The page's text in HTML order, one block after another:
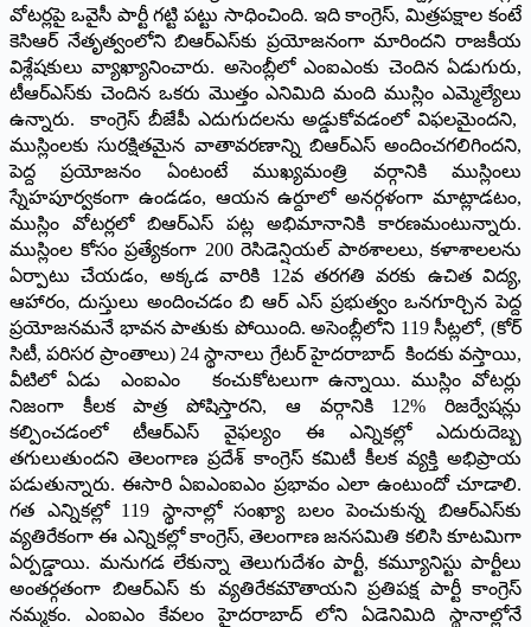
వోటర్లపై ఒవైసీ పార్టీ గట్టి పట్టు సాధించింది. ఇది కాంగ్రెస్‌, మిత్రపక్షాల కంటే
కెసిఆర్‌ నేతృత్వంలోని బిఆర్‌ఎస్‌కు ప్రయోజనంగా మారిందని రాజకీయ
విశ్లేషకులు వ్యాఖ్యానించారు. అసెంబ్లీలో ఎంఐఎంకు చెందిన ఏడుగురు,
టీఆర్‌ఎస్‌కు చెందిన ఒకరు మొత్తం ఎనిమిది మంది ముస్లిం ఎమ్మెల్యేలు
ఉన్నారు. కాంగ్రెస్‌ బీజేపీ ఎదుగుదలను అడ్డుకోవడంలో విఫలమైందని,
ముస్లింలకు సురక్షితమైన వాతావరణాన్ని బిఆర్‌ఎస్‌ అందించగలిగిందని,
పెద్ద ప్రయోజనం ఏంటంటే ముఖ్యమంత్రి వర్గానికి ముస్లింలు
స్నేహపూర్వకంగా ఉండడం, ఆయన ఉర్దూలో అనర్గళంగా మాట్లాడటం,
ముస్లిం వోటర్లలో బిఆర్‌ఎస్‌ పట్ల అభిమానానికి కారణమంటున్నారు.
ముస్లింల కోసం ప్రత్యేకంగా 200 రెసిడెన్షియల్‌ పాఠశాలలు, కళాశాలలను
ఏర్పాటు చేయడం, అక్కడ వారికి 12వ తరగతి వరకు ఉచిత విద్య,
ఆహారం, దుస్తులు అందించడం బి ఆర్‌ ఎస్‌ ప్రభుత్వం ఒనగూర్చిన పెద్ద
ప్రయోజనమనే భావన పాతుకు పోయింది. అసెంబ్లీలోని 119 సీట్లలో, (కోర్‌
సిటీ, పరిసర ప్రాంతాలు) 24 స్థానాలు గ్రేటర్‌ హైదరాబాద్‌ కిందకు వస్తాయి,
వీటిలో ఏడు ఎంఐఎం కంచుకోటలుగా ఉన్నాయి. ముస్లిం వోటర్లు
నిజంగా కీలక పాత్ర పోషిస్తారని, ఆ వర్గానికి 12% రిజర్వేషన్లు
కల్పించడంలో టీఆర్‌ఎస్‌ వైఫల్యం ఈ ఎన్నికల్లో ఎదురుదెబ్బ
తగులుతుందని తెలంగాణ ప్రదేశ్‌ కాంగ్రెస్‌ కమిటీ కీలక వ్యక్తి అభిప్రాయ
పడుతున్నారు. ఈసారి ఏఐఎంఐఎం ప్రభావం ఎలా ఉంటుందో చూడాలి.
గత ఎన్నికల్లో 119 స్థానాల్లో సంఖ్యా బలం పెంచుకున్న బిఆర్‌ఎస్‌కు
వ్యతిరేకంగా ఈ ఎన్నికల్లో కాంగ్రెస్‌, తెలంగాణ జనసమితి కలిసి కూటమిగా
ఏర్పడ్డాయి. మనుగడ లేకున్నా తెలుగుదేశం పార్టీ, కమ్యూనిస్టు పార్టీలు
అంతర్గతంగా బిఆర్‌ఎస్‌ కు వ్యతిరేకమౌతాయని ప్రతిపక్ష పార్టీ కాంగ్రెస్‌
నమ్మకం. ఎంఐఎం కేవలం హైదరాబాద్‌ లోని ఏడెనిమిది స్థానాల్లోనే